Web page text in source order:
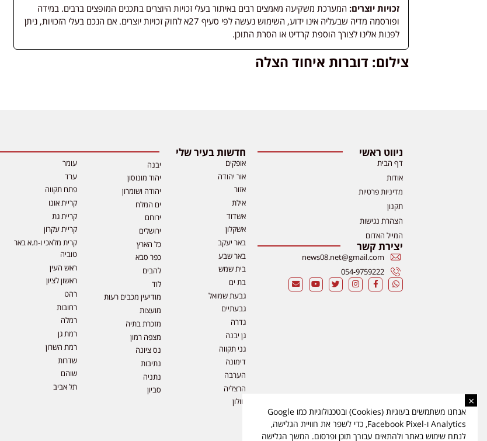
זכויות יוצרים: המערכת משקיעה מאמצים רבים באיתור בעלי זכויות היוצרים בתכנים המופצים ברבים. במידה
ופורסמה מדיה שבעליה אינו ידוע, השימוש נעשה לפי סעיף 27א לחוק זכויות יוצרים. אם הנכם בעלי הזכויות, ניתן
לפנות אלינו לצורך הוספת קרדיט או הסרת התוכן.
צילום: דוברות איחוד הצלה
ניווט ראשי
דף הבית
אודות
מדיניות פרטיות
תקנון
הצהרת נגישות
המייל האדום
יצירת קשר
news08.net@gmail.com
054-9759222
חדשות בעיר שלי
אופקים
אור יהודה
אזור
אילת
אשדוד
אשקלון
באר יעקב
באר שבע
בית שמש
בת ים
גבעת שמואל
גבעתיים
גדרה
גן יבנה
גני תקווה
דימונה
הערבה
הרצליה
חולון
יבנה
יהוד מונוסון
יהודה ושומרון
ים המלח
ירוחם
ירושלים
כל הארץ
כפר סבא
להבים
לוד
מודיעין מכבים רעות
מועצות
מזכרת בתיה
מצפה רמון
נס ציונה
נתיבות
נתניה
סביון
עומר
ערד
פתח תקווה
קריית אונו
קריית גת
קריית עקרון
קרית מלאכי ו-מ.א באר
טוביה
ראש העין
ראשון לציון
רהט
רחובות
רמלה
רמת גן
רמת השרון
שדרות
שוהם
תל אביב
×
אנחנו משתמשים בעוגיות (Cookies) ובטכנולוגיות כמו Google
Analytics ו-Facebook Pixel, כדי לשפר את חוויית הגלישה,
לנתח שימוש באתר ולהתאים עבורך תוכן ופרסום. המשך הגלישה